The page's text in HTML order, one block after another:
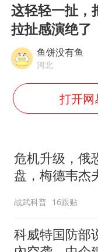
这轻轻一扯，
拉扯感演绝了
鱼饼没有鱼
河北
打开网
危机升级，俄
盘，梅德韦杰
战武科普 16跟贴
科威特国防部